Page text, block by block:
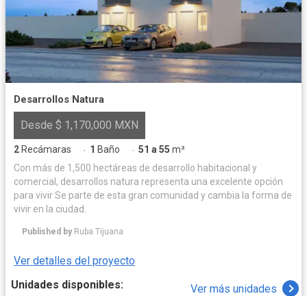
Desarrollos Natura
Desde $ 1,170,000 MXN
2 Recámaras · 1 Baño · 51 a 55 m²
Con más de 1,500 hectáreas de desarrollo habitacional y
comercial, desarrollos natura representa una excelente opción
para vivir Se parte de esta gran comunidad y cambia la forma de
vivir en la ciudad.
Published by Ruba Tijuana
Ver detalles del proyecto
Unidades disponibles:
Ver más unidades